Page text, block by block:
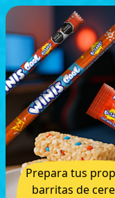
Prepara tus
barritas de